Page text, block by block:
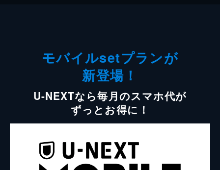
モバイルsetプランが
新登場！
U-NEXTなら毎月のスマホ代が
ずっとお得に！